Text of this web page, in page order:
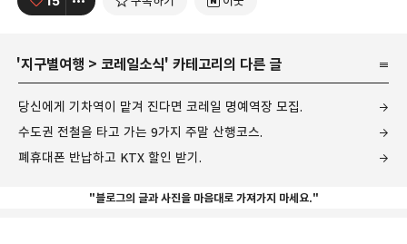
'지구별여행 > 코레일소식' 카테고리의 다른 글
당신에게 기차역이 맡겨 진다면 코레일 명예역장 모집.
수도권 전철을 타고 가는 9가지 주말 산행코스.
폐휴대폰 반납하고 KTX 할인 받기.
"블로그의 글과 사진을 마음대로 가져가지 마세요."